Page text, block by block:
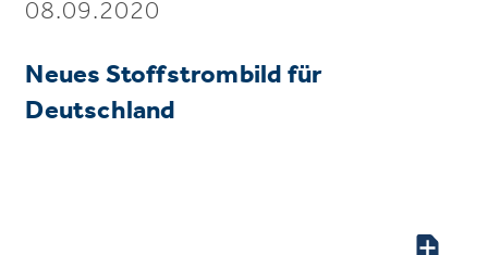
08.09.2020
Neues Stoffstrombild für
Deutschland